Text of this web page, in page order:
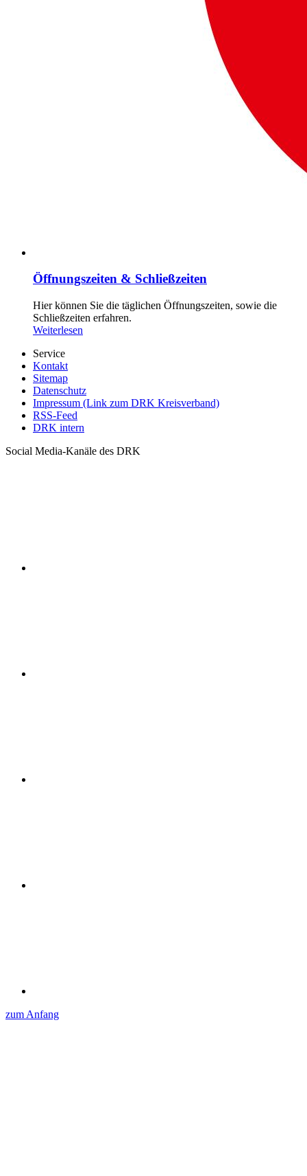
Öffnungszeiten & Schließzeiten
Hier können Sie die täglichen Öffnungszeiten, sowie die
Schließzeiten erfahren.
Weiterlesen
Service
Kontakt
Sitemap
Datenschutz
Impressum (Link zum DRK Kreisverband)
RSS-Feed
DRK intern
Social Media-Kanäle des DRK
zum Anfang